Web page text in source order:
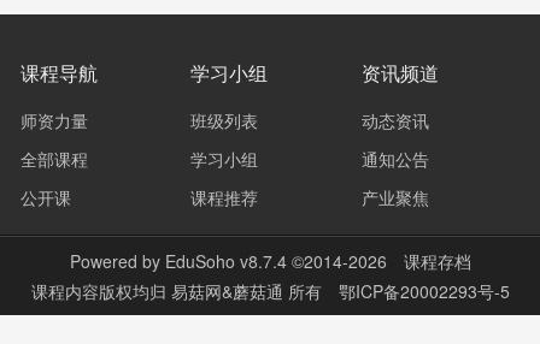
课程导航
师资力量
全部课程
公开课
学习小组
班级列表
学习小组
课程推荐
资讯频道
动态资讯
通知公告
产业聚焦
Powered by EduSoho v8.7.4©2014-2026
课程存档
课程内容版权均归 易菇网&蘑菇通 所有 鄂ICP备20002293号-5